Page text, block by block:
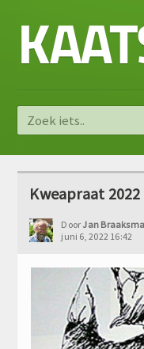
Kweapraat 2022
DoorJan Braaksma
juni 6, 2022 16:42